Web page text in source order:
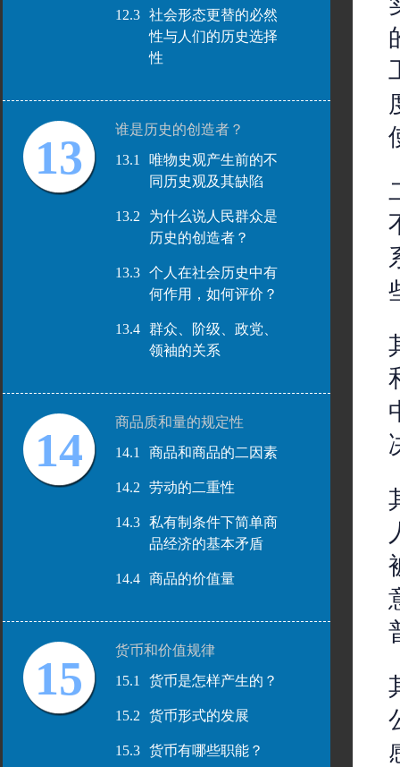
12.3
社会形态更替的必然
性与人们的历史选择
性
13
谁是历史的创造者？
13.1
唯物史观产生前的不
同历史观及其缺陷
13.2
为什么说人民群众是
历史的创造者？
13.3
个人在社会历史中有
何作用，如何评价？
13.4
群众、阶级、政党、
领袖的关系
14
商品质和量的规定性
14.1
商品和商品的二因素
14.2 劳动的二重性
14.3
私有制条件下简单商
品经济的基本矛盾
14.4 商品的价值量
15
货币和价值规律
15.1
货币是怎样产生的？
15.2 货币形式的发展
15.3 货币有哪些职能？